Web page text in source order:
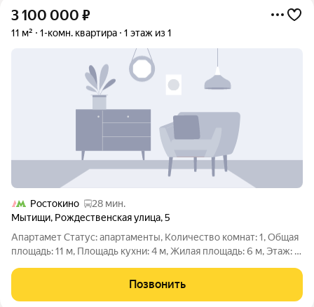
3 100 000 ₽
11 м² 1-комн. квартира 1 этаж из 1
Ростокино
28 мин.
Мытищи, Рождественская улица,5
Апартамет Статус: апартаменты, Количество комнат: 1, Общая
площадь: 11 м, Площадь кухни: 4 м, Жилая площадь: 6 м, Этаж: 1
Санузел: раздельный, Ремонт: евро, Тёплый пол: есть, Техника:
Позвонить